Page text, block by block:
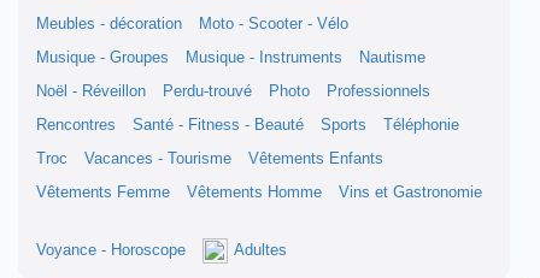
Meubles - décoration
Moto - Scooter - Vélo
Musique - Groupes
Musique - Instruments
Nautisme
Noël - Réveillon
Perdu-trouvé Photo
Professionnels
Rencontres
Santé - Fitness - Beauté Sports
Téléphonie
Troc
Vacances - Tourisme
Vêtements Enfants
Vêtements Femme
Vêtements Homme Vins et Gastronomie
Voyance - Horoscope Adultes